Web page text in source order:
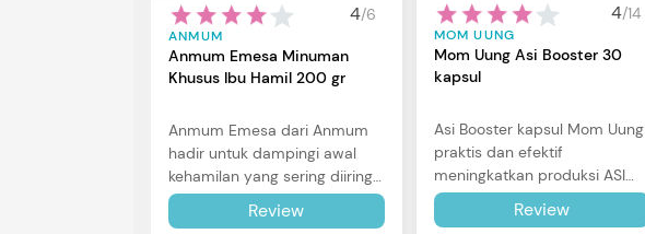
4/6
ANMUM
Anmum Emesa Minuman
Khusus Ibu Hamil 200 gr
Anmum Emesa dari Anmum
hadir untuk dampingi awal
kehamilan yang sering diiringi
dengan mual dan muntah.
Simak reviewnya di sini.
Review
4/14
MOM UUNG
Mom Uung Asi Booster 30
kapsul
Asi Booster kapsul Mom Uung
praktis dan efektif
meningkatkan produksi ASI
Bunda untuk Si Kecil. Simak
review lengkapnya di sini.
Review